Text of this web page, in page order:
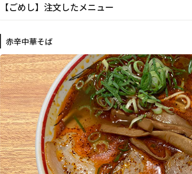
【ごめし】注文したメニュー
赤辛中華そば